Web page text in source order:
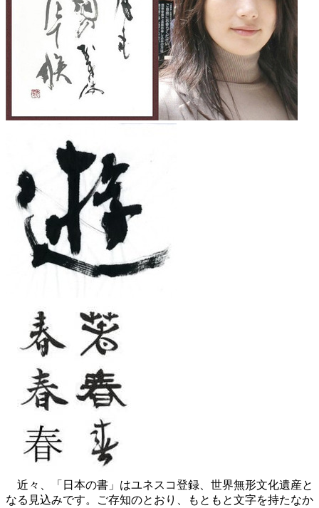
近々、「日本の書」はユネスコ登録、世界無形文化遺産と
なる見込みです。ご存知のとおり、もともと文字を持たなか